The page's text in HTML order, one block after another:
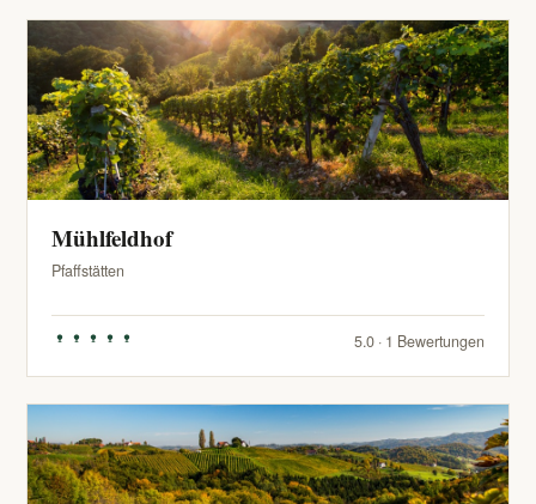
Mühlfeldhof
Pfaffstätten
5.0 · 1 Bewertungen